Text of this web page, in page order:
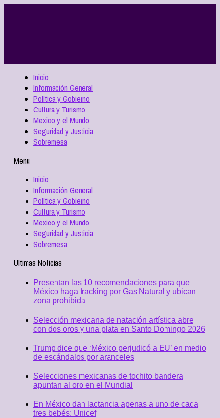
Inicio
Información General
Política y Gobierno
Cultura y Turismo
Mexico y el Mundo
Seguridad y Justicia
Sobremesa
Menu
Inicio
Información General
Política y Gobierno
Cultura y Turismo
Mexico y el Mundo
Seguridad y Justicia
Sobremesa
Ultimas Noticias
Presentan las 10 recomendaciones para que
México haga fracking por Gas Natural y ubican
zona prohibida
Selección mexicana de natación artística abre
con dos oros y una plata en Santo Domingo 2026
Trump dice que ‘México perjudicó a EU’ en medio
de escándalos por aranceles
Selecciones mexicanas de tochito bandera
apuntan al oro en el Mundial
En México dan lactancia apenas a uno de cada
tres bebés: Unicef